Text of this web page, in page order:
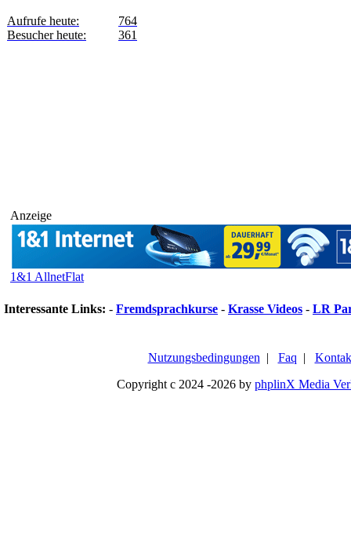
Aufrufe heute:
Besucher heute:
764
361
Anzeige
1&1 AllnetFlat
Interessante Links: - Fremdsprachkurse - Krasse Videos - LR
Nutzungsbedingungen | Faq |
Copyright c 2024 -2026 by phplinX Media